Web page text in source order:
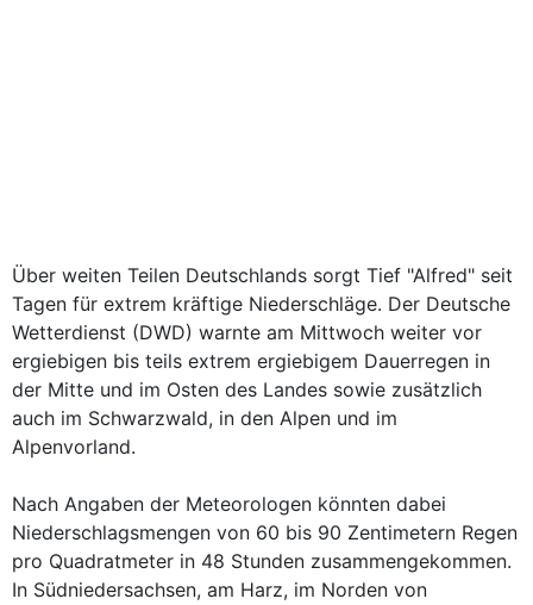
Über weiten Teilen Deutschlands sorgt Tief "Alfred" seit
Tagen für extrem kräftige Niederschläge. Der Deutsche
Wetterdienst (DWD) warnte am Mittwoch weiter vor
ergiebigen bis teils extrem ergiebigem Dauerregen in
der Mitte und im Osten des Landes sowie zusätzlich
auch im Schwarzwald, in den Alpen und im
Alpenvorland.
Nach Angaben der Meteorologen könnten dabei
Niederschlagsmengen von 60 bis 90 Zentimetern Regen
pro Quadratmeter in 48 Stunden zusammengekommen.
In Südniedersachsen, am Harz, im Norden von